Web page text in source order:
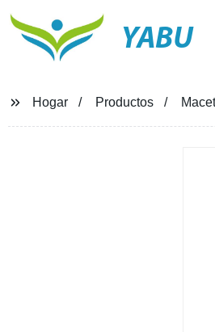
YABU
Hogar Productos